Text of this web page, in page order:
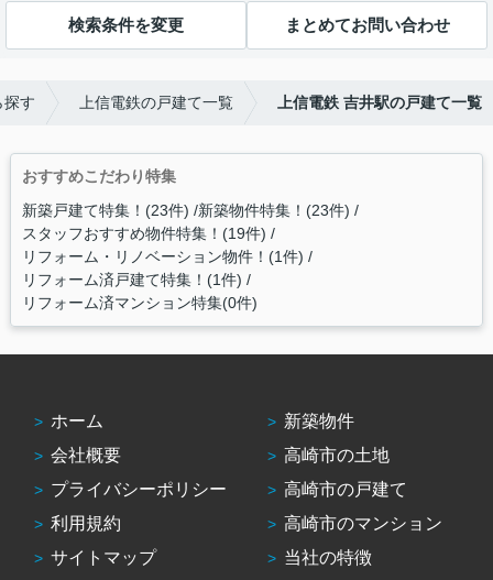
検索条件を変更 まとめてお問い合わせ
探す 上信電鉄の戸建て一覧 上信電鉄 吉井駅の戸建て一覧
おすすめこだわり特集
新築戸建て特集！(23件) 新築物件特集！(23件)
スタッフおすすめ物件特集！(19件)
リフォーム・リノベーション物件！(1件)
リフォーム済戸建て特集！(1件)
リフォーム済マンション特集(0件)
ホーム
会社概要
プライバシーポリシー
利用規約
サイトマップ
新築物件
高崎市の土地
高崎市の戸建て
高崎市のマンション
当社の特徴